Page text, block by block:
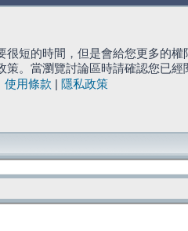
很短的時間，但是會給您更多的權
。當瀏覽討論區時請確認您已經
使用條款
隱私政策